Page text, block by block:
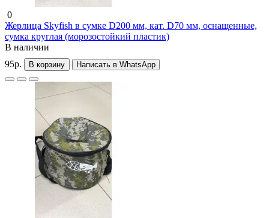
0
Жерлица Skyfish в сумке D200 мм, кат. D70 мм, оснащенные,
сумка круглая (морозостойкий пластик)
В наличии
95р.
В корзину Написать в WhatsApp